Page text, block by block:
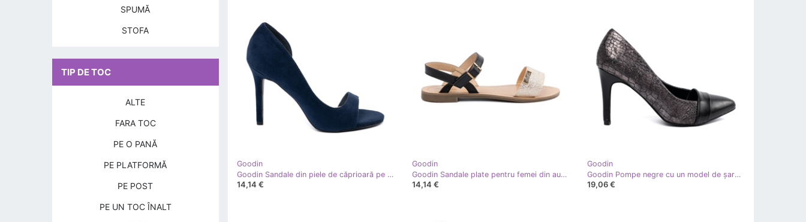
Goodin
Goodin Sandale din piele de căprioară pe un știft albastru bleumarin
14,14 €
Goodin
Goodin Sandale plate pentru femei din aur negru de aur
14,14 €
Goodin
Goodin Pompe negre cu un model de șarpe negru
19,06 €
SPUMĂ
STOFA
TIP DE TOC
ALTE
FARA TOC
PE O PANĂ
PE PLATFORMĂ
PE POST
PE UN TOC ÎNALT